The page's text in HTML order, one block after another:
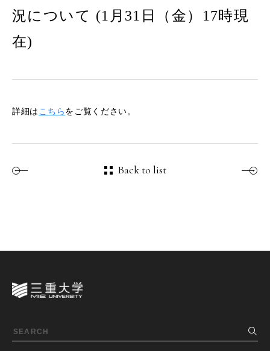
況について (1月31日（金）17時現
在)
詳細は こちらをご覧ください。
Back to list